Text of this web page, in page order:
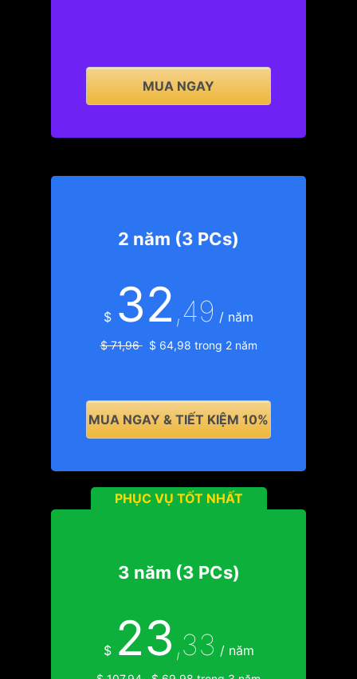
MUA NGAY
2 năm (3 PCs)
$ 32,49 / năm
$ 71,96$ 64,98 trong 2 năm
MUA NGAY & TIẾT KIỆM 10%
PHỤC VỤ TỐT NHẤT
3 năm (3 PCs)
$ 23,33 / năm